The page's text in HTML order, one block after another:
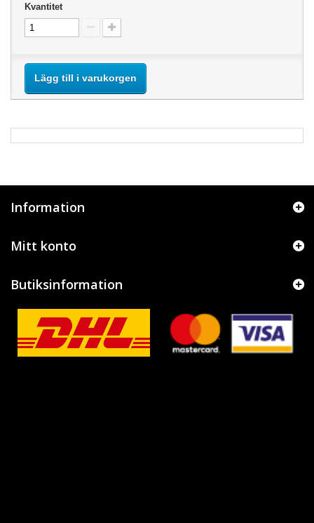
Kvantitet
Lägg till i varukorgen
Information
Mitt konto
Butiksinformation